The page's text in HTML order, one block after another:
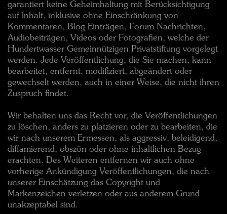
garantiert keine Geheimhaltung mit Berücksichtigung
auf Inhalt, inklusive ohne Einschränkung von
Kommentaren, Blog Einträgen, Forum Nachrichten,
Audiobeiträgen, Videos oder Fotografien, welche der
Hundertwasser Gemeinnützigen Privatstiftung vorgelegt
werden. Jede Veröffentlichung, die Sie machen, kann
bearbeitet, entfernt, modifiziert, abgeändert oder
gewechselt werden, auch in einer Weise, die nicht ihren
Zuspruch findet.
Wir behalten uns das Recht vor, die Veröffentlichungen
zu löschen, anders zu platzieren oder zu bearbeiten, die
wir nach unserem Ermessen, als aggressiv, beleidigend,
diffamierend, obszön oder ohne inhaltlichen Bezug
erachten. Des Weiteren entfernen wir auch ohne
vorherige Ankündigung Veröffentlichungen, die nach
unserer Einschätzung das Copyright und
Markenzeichen verletzen oder aus anderem Grund
unakzeptabel sind.